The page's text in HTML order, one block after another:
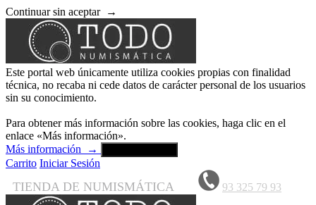
Continuar sin aceptar →
Este portal web únicamente utiliza cookies propias con finalidad
técnica, no recaba ni cede datos de carácter personal de los usuarios
sin su conocimiento.
Para obtener más información sobre las cookies, haga clic en el
enlace «Más información».
Más información
→
Carrito Iniciar Sesión
TIENDA DE NUMISMÁTICA 93 325 79 93